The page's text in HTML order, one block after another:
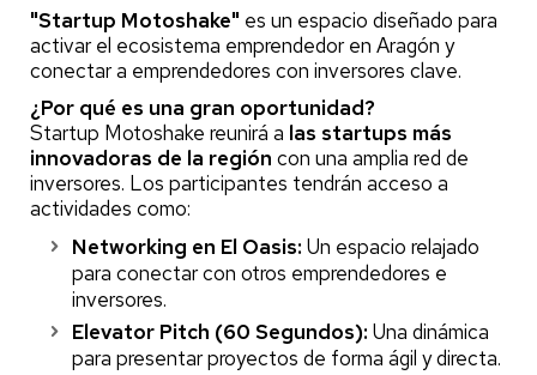
"Startup Motoshake" es un espacio diseñado para
activar el ecosistema emprendedor en Aragón y
conectar a emprendedores con inversores clave.
¿Por qué es una gran oportunidad?
Startup Motoshake reunirá a las startups más
innovadoras de la región con una amplia red de
inversores. Los participantes tendrán acceso a
actividades como:
Networking en El Oasis: Un espacio relajado
para conectar con otros emprendedores e
inversores.
Elevator Pitch (60 Segundos): Una dinámica
para presentar proyectos de forma ágil y directa.